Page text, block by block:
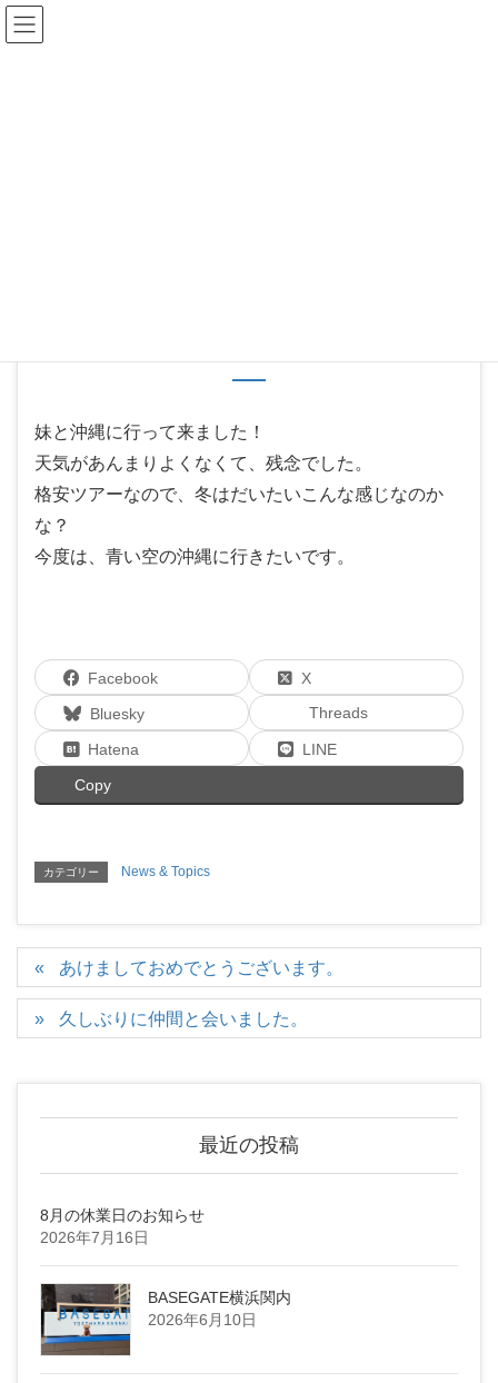
妹と沖縄に行って来ました！
天気があんまりよくなくて、残念でした。
格安ツアーなので、冬はだいたいこんな感じなのか
な？
今度は、青い空の沖縄に行きたいです。
Facebook
X
Bluesky
Threads
Hatena
LINE
Copy
カテゴリー News & Topics
あけましておめでとうございます。
久しぶりに仲間と会いました。
最近の投稿
8月の休業日のお知らせ
2026年7月16日
BASEGATE横浜関内
2026年6月10日